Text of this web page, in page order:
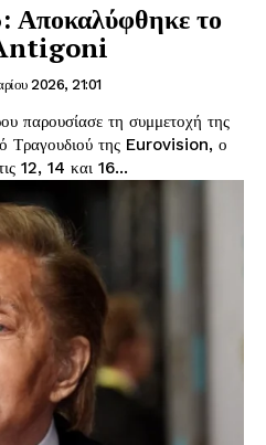
το
2026, 21:01
παρουσίασε τη συμμετοχή της
Τραγουδιού της Eurovision, ο
12, 14 και 16...